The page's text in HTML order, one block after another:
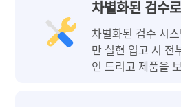
차별화된 검수
차별화된 검수 시
만 실현 입고 시 전
인 드리고 제품을